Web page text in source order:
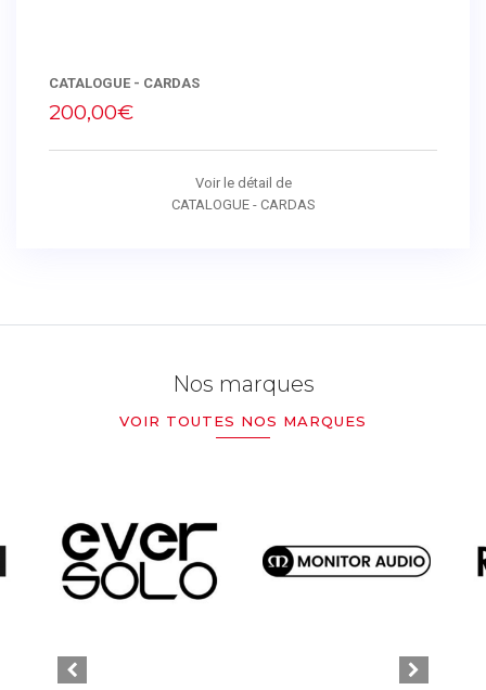
CATALOGUE - CARDAS
200,00€
Voir le détail de
CATALOGUE - CARDAS
Nos marques
VOIR TOUTES NOS MARQUES